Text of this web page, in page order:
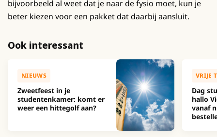
bijvoorbeeld al weet dat je naar de fysio moet, kun je
beter kiezen voor een pakket dat daarbij aansluit.
Ook interessant
NIEUWS
Zweetfeest in je
studentenkamer: komt er
weer een hittegolf aan?
VRIJE
Dag
hallo
vanaf